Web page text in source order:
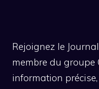
Rejoignez le
membre du groupe
information